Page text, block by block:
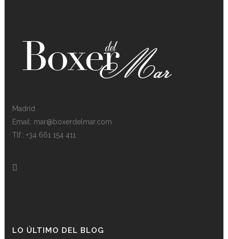
Madrid
Email: mar@boxerdelmar.com
Tlf.: +34 661 154 411
LO ÚLTIMO DEL BLOG